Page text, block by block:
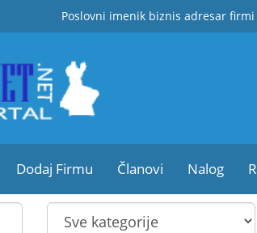
Poslovni imenik biznis adresar
Dodaj Firmu Članovi Nalog